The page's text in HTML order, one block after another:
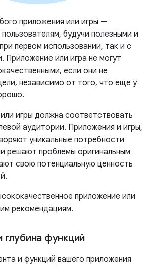
приложения или игры —
будучи полезными и
первом использовании, так и с
Приложение или игра не могут
если они не
независимо от того, что еще у
игры должна соответствовать
аудитории. Приложения и игры,
уникальные потребности
решают проблемы оригинальным
свою потенциальную ценность
приложение или
рекомендациям.
функций
и функций вашего приложения